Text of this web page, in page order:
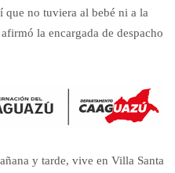
que no tuviera al bebé ni a la
la encargada de despacho
y tarde, vive en Villa Santa